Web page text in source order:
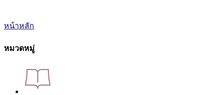
หน้าหลัก
หมวดหมู่